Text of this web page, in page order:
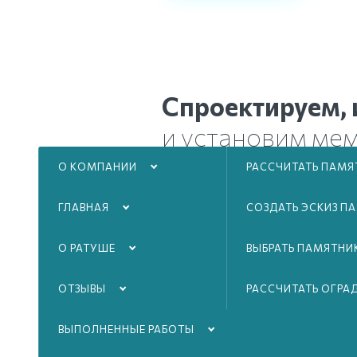
О КОМПАНИИ
ГЛАВНАЯ
О РАТУШЕ
ОТЗЫВЫ
ВЫПОЛНЕННЫЕ РАБОТЫ
РАССЧИТАТЬ
СОЗДАТЬ ЭСКИЗ
ВЫБРАТЬ
РАССЧИТАТЬ
Спроектируем,
и установим
комплекс на
в срок от 1 месяца